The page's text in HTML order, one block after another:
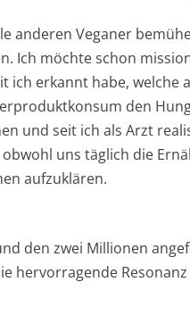
anderen Veganer
Ich möchte schon
ich erkannt habe, welche
den
und seit ich als Arzt
uns täglich die
aufzuklären.
den zwei Millionen
hervorragende